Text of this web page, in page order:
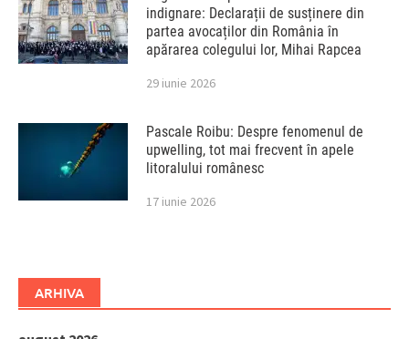
indignare: Declarații de susținere din
partea avocaților din România în
apărarea colegului lor, Mihai Rapcea
29 iunie 2026
Pascale Roibu: Despre fenomenul de
upwelling, tot mai frecvent în apele
litoralului românesc
17 iunie 2026
ARHIVA